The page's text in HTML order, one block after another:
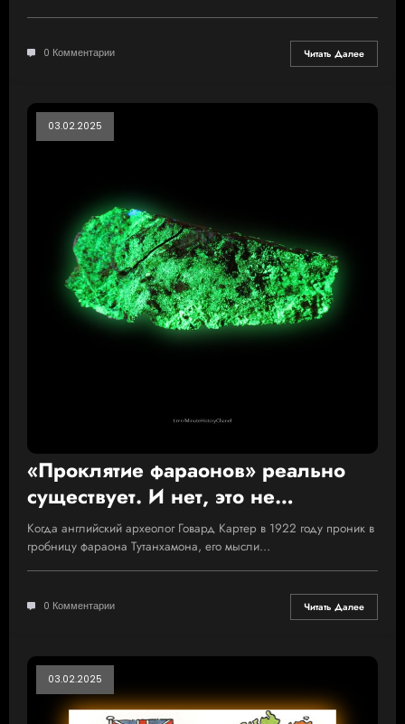
0 Комментарии Читать Далее
03.02.2025
«Проклятие фараонов» реально
существует. И нет, это не
желтушный заголовок
Когда английский археолог Говард Картер в 1922 году проник в
гробницу фараона Тутанхамона, его мысли…
0 Комментарии Читать Далее
03.02.2025